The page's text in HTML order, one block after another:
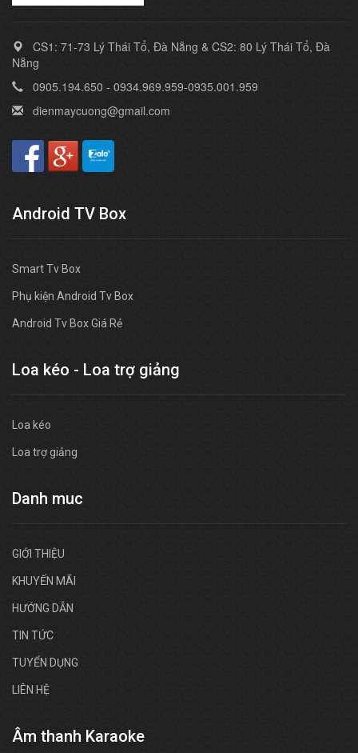
CS1: 71-73 Lý Thái Tổ, Đà Nẵng & CS2: 80 Lý Thái Tổ, Đà
Nẵng
0905.194.650 - 0934.969.959-0935.001.959
dienmaycuong@gmail.com
Android TV Box
Smart Tv Box
Phụ kiện Android Tv Box
Android Tv Box Giá Rẻ
Loa kéo - Loa trợ giảng
Loa kéo
Loa trợ giảng
Danh muc
GIỚI THIỆU
KHUYẾN MÃI
HƯỚNG DẪN
TIN TỨC
TUYỂN DỤNG
LIÊN HỆ
Âm thanh Karaoke